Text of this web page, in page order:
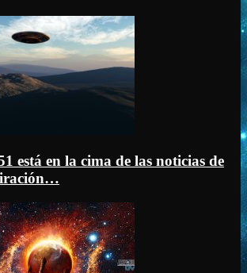
está en la cima de las noticias de